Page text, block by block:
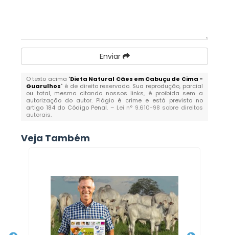
Enviar
O texto acima "Dieta Natural Cães em Cabuçu de Cima -
Guarulhos" é de direito reservado. Sua reprodução, parcial
ou total, mesmo citando nossos links, é proibida sem a
autorização do autor. Plágio é crime e está previsto no
artigo 184 do Código Penal. – Lei n° 9.610-98 sobre direitos
autorais.
Veja Também